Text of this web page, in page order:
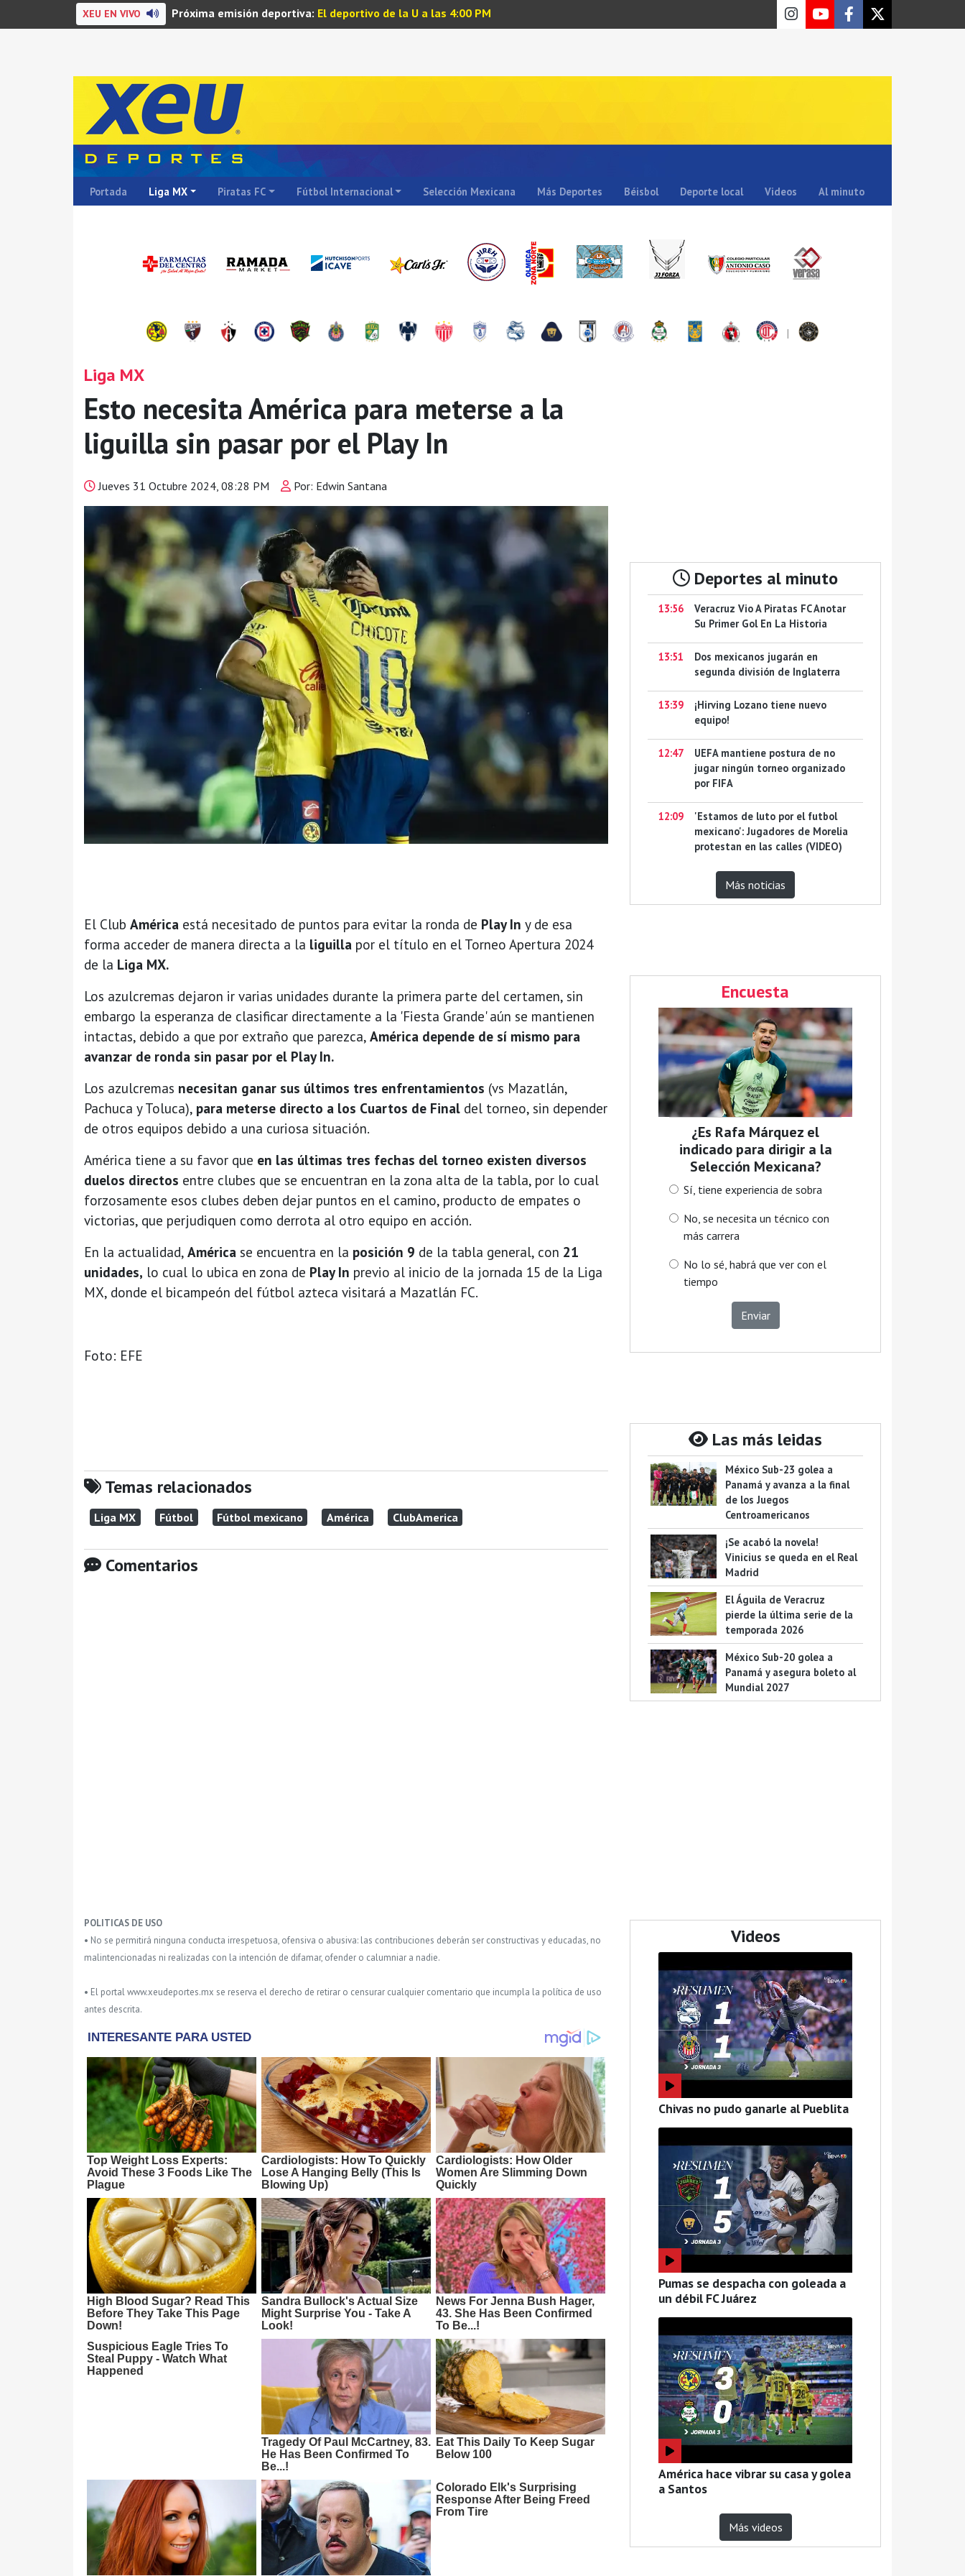
XEU EN VIVO Próxima emisión deportiva: El deportivo de la U a las 4:00 PM
Portada Liga MX Piratas FC Fútbol Internacional Selección Mexicana Más Deportes Béisbol Deporte local Videos Al minuto
|
Liga MX
Esto necesita América para meterse a la
liguilla sin pasar por el Play In
Jueves 31 Octubre 2024, 08:28 PM Por: Edwin Santana
El Club América está necesitado de puntos para evitar la ronda de Play In y de esa
forma acceder de manera directa a la liguilla por el título en el Torneo Apertura 2024
de la Liga MX.
Los azulcremas dejaron ir varias unidades durante la primera parte del certamen, sin
embargo la esperanza de clasificar directamente a la 'Fiesta Grande' aún se mantienen
intactas, debido a que por extraño que parezca, América depende de sí mismo para
avanzar de ronda sin pasar por el Play In.
Los azulcremas necesitan ganar sus últimos tres enfrentamientos (vs Mazatlán,
Pachuca y Toluca), para meterse directo a los Cuartos de Final del torneo, sin depender
de otros equipos debido a una curiosa situación.
América tiene a su favor que en las últimas tres fechas del torneo existen diversos
duelos directos entre clubes que se encuentran en la zona alta de la tabla, por lo cual
forzosamente esos clubes deben dejar puntos en el camino, producto de empates o
victorias, que perjudiquen como derrota al otro equipo en acción.
En la actualidad, América se encuentra en la posición 9 de la tabla general, con 21
unidades, lo cual lo ubica en zona de Play In previo al inicio de la jornada 15 de la Liga
MX, donde el bicampeón del fútbol azteca visitará a Mazatlán FC.
Foto: EFE
Temas relacionados
Liga MX Fútbol Fútbol mexicano América ClubAmerica
Comentarios
POLITICAS DE USO
• No se permitirá ninguna conducta irrespetuosa, ofensiva o abusiva: las contribuciones deberán ser constructivas y educadas, no
malintencionadas ni realizadas con la intención de difamar, ofender o calumniar a nadie.
• El portal www.xeudeportes.mx se reserva el derecho de retirar o censurar cualquier comentario que incumpla la política de uso
antes descrita.
Deportes al minuto
13:56
Veracruz Vio A Piratas FC Anotar
Su Primer Gol En La Historia
13:51
Dos mexicanos jugarán en
segunda división de Inglaterra
13:39
¡Hirving Lozano tiene nuevo
equipo!
12:47
UEFA mantiene postura de no
jugar ningún torneo organizado
por FIFA
12:09
'Estamos de luto por el futbol
mexicano': Jugadores de Morelia
protestan en las calles (VIDEO)
Más noticias
Encuesta
¿Es Rafa Márquez el
indicado para dirigir a la
Selección Mexicana?
Sí, tiene experiencia de sobra
No, se necesita un técnico con
más carrera
No lo sé, habrá que ver con el
tiempo
Enviar
Las más leidas
México Sub-23 golea a
Panamá y avanza a la final
de los Juegos
Centroamericanos
¡Se acabó la novela!
Vinicius se queda en el Real
Madrid
El Águila de Veracruz
pierde la última serie de la
temporada 2026
México Sub-20 golea a
Panamá y asegura boleto al
Mundial 2027
Videos
Chivas no pudo ganarle al Pueblita
Pumas se despacha con goleada a
un débil FC Juárez
América hace vibrar su casa y golea
a Santos
Más videos